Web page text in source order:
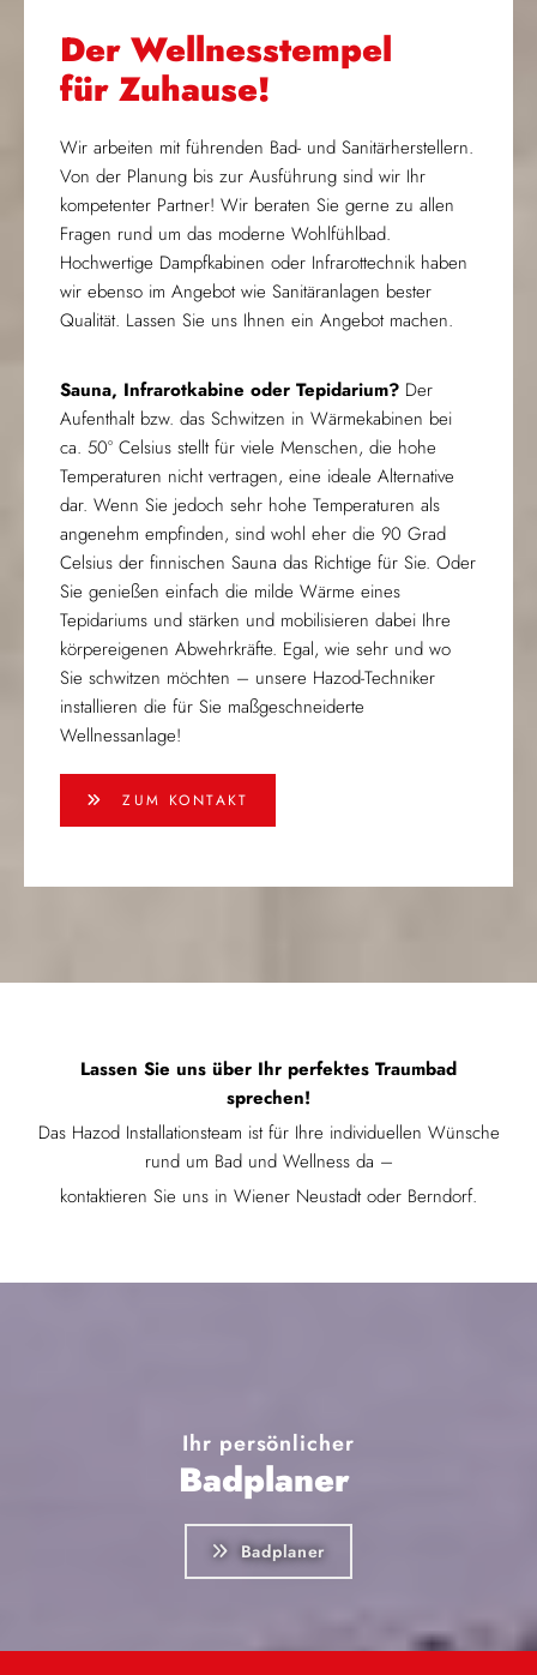
Der Wellnesstempel
für Zuhause!
Wir arbeiten mit führenden Bad- und Sanitärherstellern.
Von der Planung bis zur Ausführung sind wir Ihr
kompetenter Partner! Wir beraten Sie gerne zu allen
Fragen rund um das moderne Wohlfühlbad.
Hochwertige Dampfkabinen oder Infrarottechnik haben
wir ebenso im Angebot wie Sanitäranlagen bester
Qualität. Lassen Sie uns Ihnen ein Angebot machen.
Sauna, Infrarotkabine oder Tepidarium? Der
Aufenthalt bzw. das Schwitzen in Wärmekabinen bei
ca. 50° Celsius stellt für viele Menschen, die hohe
Temperaturen nicht vertragen, eine ideale Alternative
dar. Wenn Sie jedoch sehr hohe Temperaturen als
angenehm empfinden, sind wohl eher die 90 Grad
Celsius der finnischen Sauna das Richtige für Sie. Oder
Sie genießen einfach die milde Wärme eines
Tepidariums und stärken und mobilisieren dabei Ihre
körpereigenen Abwehrkräfte. Egal, wie sehr und wo
Sie schwitzen möchten – unsere Hazod-Techniker
installieren die für Sie maßgeschneiderte
Wellnessanlage!
ZUM KONTAKT
Lassen Sie uns über Ihr perfektes Traumbad
sprechen!
Das Hazod Installationsteam ist für Ihre individuellen Wünsche
rund um Bad und Wellness da –
kontaktieren Sie uns in Wiener Neustadt oder Berndorf.
Ihr persönlicher
Badplaner
Badplaner